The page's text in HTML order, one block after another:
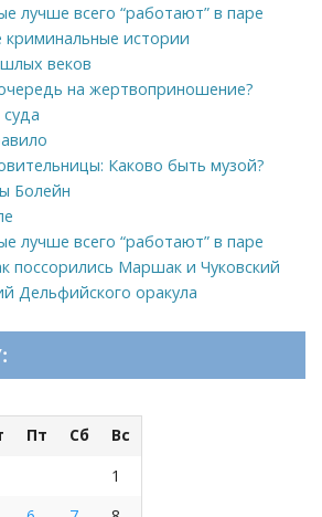
лучше всего “работают” в паре
истории
веков
на жертвоприношение?
Каково быть музой?
Болейн
лучше всего “работают” в паре
поссорились Маршак и Чуковский
Дельфийского оракула
Пт Сб
Вс
1